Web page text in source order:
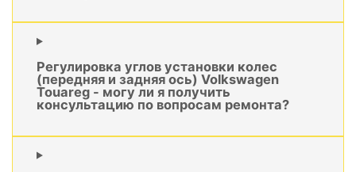
Регулировка углов установки колес
(передняя и задняя ось) Volkswagen
Touareg - могу ли я получить
консультацию по вопросам ремонта?